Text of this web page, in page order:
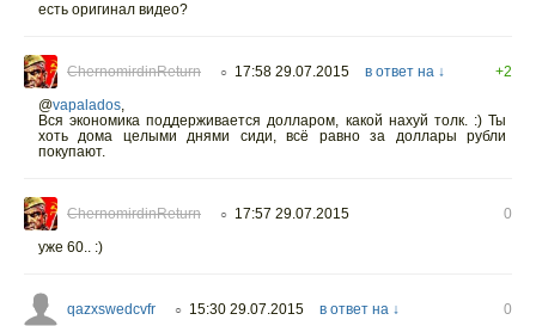
есть оригинал видео?
ChernomirdinReturn ○ 17:58 29.07.2015 в ответ на ↓
+2
@vapalados,
Вся экономика поддерживается долларом, какой нахуй толк. :) Ты
хоть дома целыми днями сиди, всё равно за доллары рубли
покупают.
ChernomirdinReturn ○ 17:57 29.07.2015
0
уже 60.. :)
qazxswedcvfr ○ 15:30 29.07.2015 в ответ на ↓
0